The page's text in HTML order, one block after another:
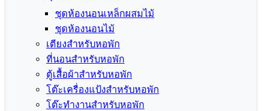
ชุดห้องนอนเหล็กผสมไม้
ชุดห้องนอนไม้
เตียงสำหรับหอพัก
ที่นอนสำหรับหอพัก
ตู้เสื้อผ้าสำหรับหอพัก
โต๊ะเครื่องแป้งสำหรับหอพัก
โต๊ะทำงานสำหรับหอพัก